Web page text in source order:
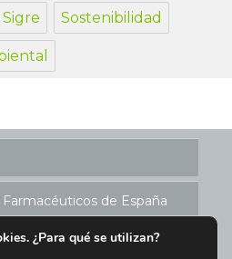
Sigre Sostenibilidad
de España
SIGRE¿Para qué se utilizan?